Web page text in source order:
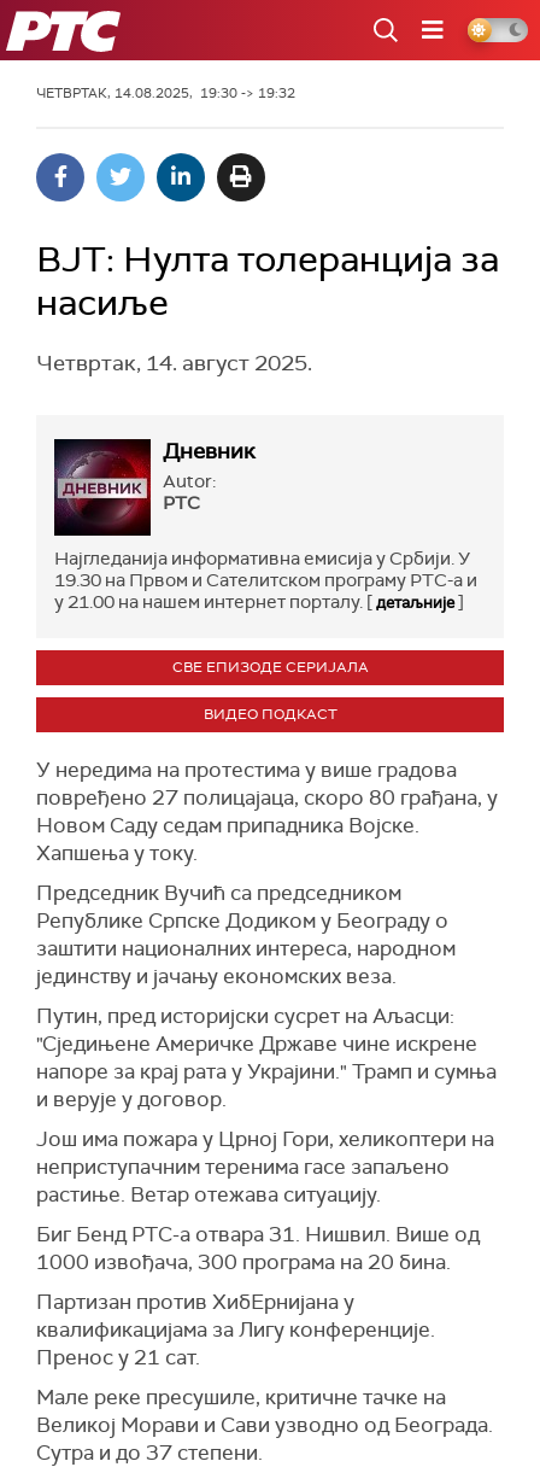
РТС
ЧЕТВРТАК, 14.08.2025, 19:30 -> 19:32
ВЈТ: Нулта толеранција за
насиље
Четвртак, 14. август 2025.
Дневник
Autor:
РТС
Најгледанија информативна емисија у Србији. У
19.30 на Првом и Сателитском програму РТС-а и
у 21.00 на нашем интернет порталу. [детаљније]
СВЕ ЕПИЗОДЕ СЕРИЈАЛА
ВИДЕО ПОДКАСТ
У нередима на протестима у више градова
повређено 27 полицајаца, скоро 80 грађана, у
Новом Саду седам припадника Војске.
Хапшења у току.
Председник Вучић са председником
Републике Српске Додиком у Београду о
заштити националних интереса, народном
јединству и јачању економских веза.
Путин, пред историјски сусрет на Аљасци:
"Сједињене Америчке Државе чине искрене
напоре за крај рата у Украјини." Трамп и сумња
и верује у договор.
Још има пожара у Црној Гори, хеликоптери на
неприступачним теренима гасе запаљено
растиње. Ветар отежава ситуацију.
Биг Бенд РТС-а отвара 31. Нишвил. Више од
1000 извођача, 300 програма на 20 бина.
Партизан против ХибЕрнијана у
квалификацијама за Лигу конференције.
Пренос у 21 сат.
Мале реке пресушиле, критичне тачке на
Великој Морави и Сави узводно од Београда.
Сутра и до 37 степени.